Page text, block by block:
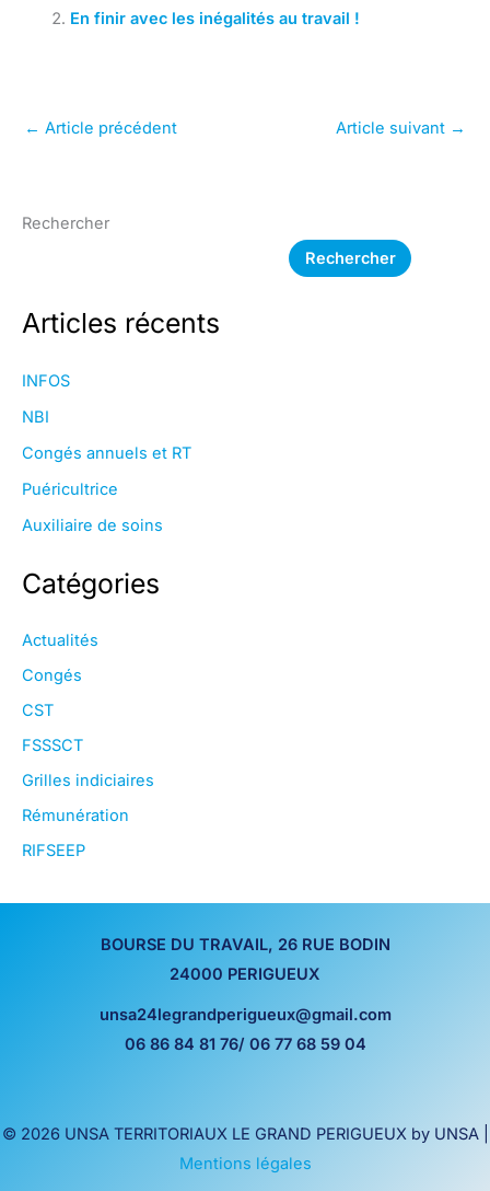
En finir avec les inégalités au travail !
← Article précédent Article suivant →
Rechercher
Rechercher
Articles récents
INFOS
NBI
Congés annuels et RT
Puéricultrice
Auxiliaire de soins
Catégories
Actualités
Congés
CST
FSSSCT
Grilles indiciaires
Rémunération
RIFSEEP
BOURSE DU TRAVAIL, 26 RUE BODIN
24000 PERIGUEUX
unsa24legrandperigueux@gmail.com
06 86 84 81 76/ 06 77 68 59 04
© 2026 UNSA TERRITORIAUX LE GRAND PERIGUEUX by UNSA |
Mentions légales